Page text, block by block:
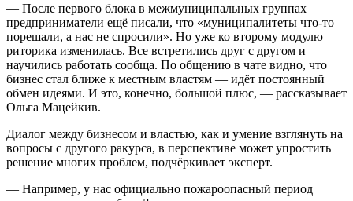
— После первого блока в межмуниципальных группах
предприниматели ещё писали, что «муниципалитеты что-то
порешали, а нас не спросили». Но уже ко второму модулю
риторика изменилась. Все встретились друг с другом и
научились работать сообща. По общению в чате видно, что
бизнес стал ближе к местным властям — идёт постоянный
обмен идеями. И это, конечно, большой плюс, — рассказывает
Ольга Мацейкив.
Диалог между бизнесом и властью, как и умение взглянуть на
вопросы с другого ракурса, в перспективе может упростить
решение многих проблем, подчёркивает эксперт.
— Например, у нас официально пожароопасный период